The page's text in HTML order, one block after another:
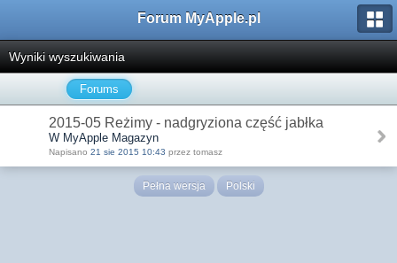
Forum MyApple.pl
Wyniki wyszukiwania
Forums
2015-05 Reżimy - nadgryziona część jabłka
W MyApple Magazyn
Napisano 21 sie 2015 10:43 przez tomasz
Pełna wersja Polski